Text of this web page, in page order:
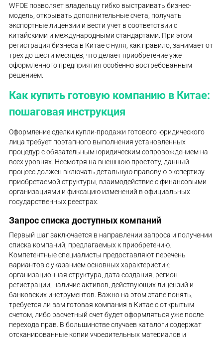
WFOE позволяет владельцу гибко выстраивать бизнес-
модель, открывать дополнительные счета, получать
экспортные лицензии и вести учет в соответствии с
китайскими и международными стандартами. При этом
регистрация бизнеса в Китае с нуля, как правило, занимает от
трех до шести месяцев, что делает приобретение уже
оформленного предприятия особенно востребованным
решением.
Как купить готовую компанию в Китае:
пошаговая инструкция
Оформление сделки купли-продажи готового юридического
лица требует поэтапного выполнения установленных
процедур с обязательным юридическим сопровождением на
всех уровнях. Несмотря на внешнюю простоту, данный
процесс должен включать детальную правовую экспертизу
приобретаемой структуры, взаимодействие с финансовыми
организациями и фиксацию изменений в официальных
государственных реестрах.
Запрос списка доступных компаний
Первый шаг заключается в направлении запроса и получении
списка компаний, предлагаемых к приобретению.
Компетентные специалисты предоставляют перечень
вариантов с указанием основных характеристик:
организационная структура, дата создания, регион
регистрации, наличие активов, действующих лицензий и
банковских инструментов. Важно на этом этапе понять,
требуется ли вам готовая компания в Китае с открытым
счетом, либо расчетный счет будет оформляться уже после
перехода прав. В большинстве случаев каталоги содержат
отсканированные копии учредительных материалов и